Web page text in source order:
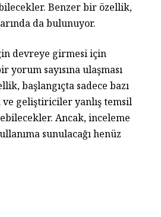
Benzer bir özellik,
da bulunuyor.
devreye girmesi için
sayısına ulaşması
başlangıçta sadece bazı
geliştiriciler yanlış temsil
Ancak, inceleme
sunulacağı henüz